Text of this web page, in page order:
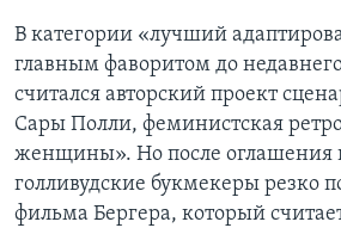
В категории «лучший
главным фаворитом до
считался авторский проект
Сары Полли, феминистская
женщины». Но после оглашения
голливудские букмекеры резко
фильма Бергера, который